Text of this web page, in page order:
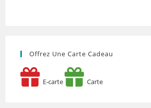
Offrez Une Carte Cadeau
E-carte Carte